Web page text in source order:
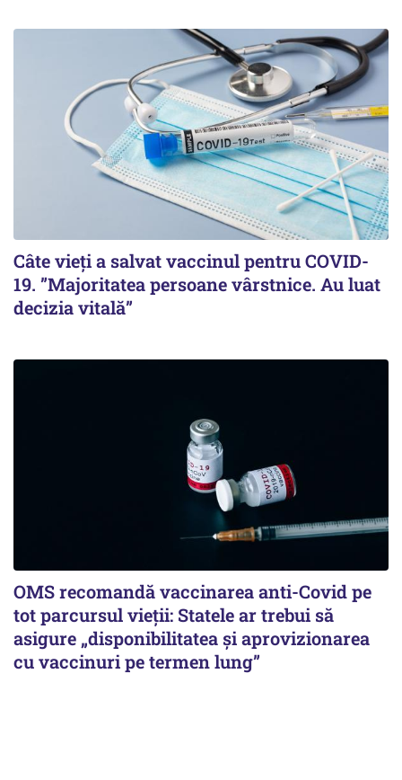
Câte vieți a salvat vaccinul pentru COVID-
19. ”Majoritatea persoane vârstnice. Au luat
decizia vitală”
OMS recomandă vaccinarea anti-Covid pe
tot parcursul vieții: Statele ar trebui să
asigure „disponibilitatea și aprovizionarea
cu vaccinuri pe termen lung”